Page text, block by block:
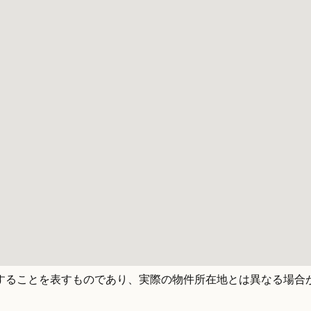
ことを表すものであり、実際の物件所在地とは異なる場合